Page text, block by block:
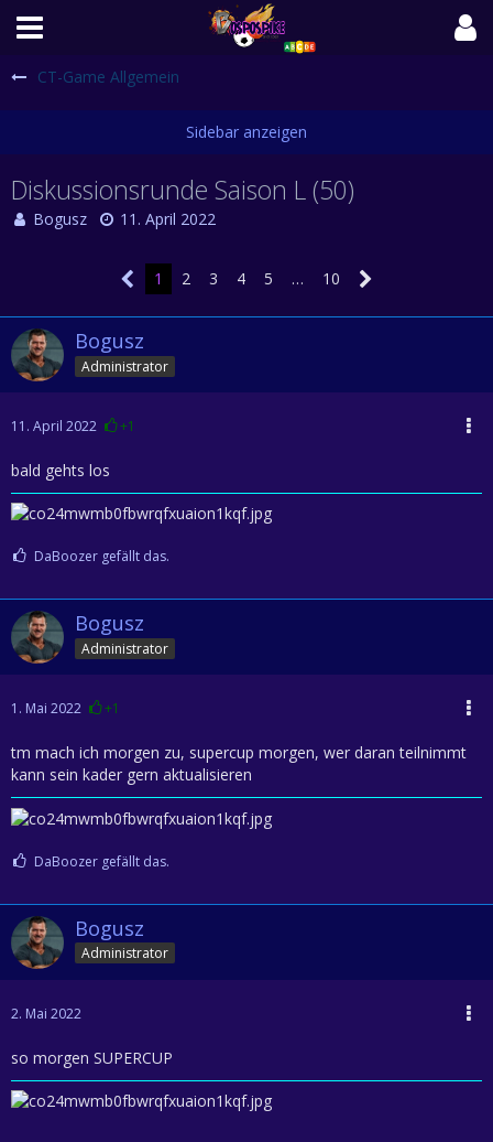
CT-Game Allgemein
Diskussionsrunde Saison L (50)
Bogusz 11. April 2022
1 2 3 4 5 … 10
Bogusz
Administrator
11. April 2022 +1
bald gehts los
DaBoozer gefällt das.
Bogusz
Administrator
1. Mai 2022 +1
tm mach ich morgen zu, supercup morgen, wer daran teilnimmt
kann sein kader gern aktualisieren
DaBoozer gefällt das.
Bogusz
Administrator
2. Mai 2022
so morgen SUPERCUP